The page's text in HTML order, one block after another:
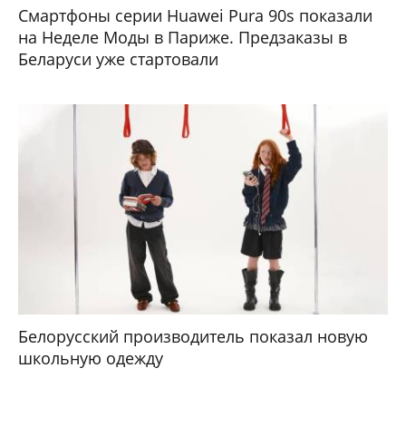
Смартфоны серии Huawei Pura 90s показали
на Неделе Моды в Париже. Предзаказы в
Беларуси уже стартовали
Белорусский производитель показал новую
школьную одежду